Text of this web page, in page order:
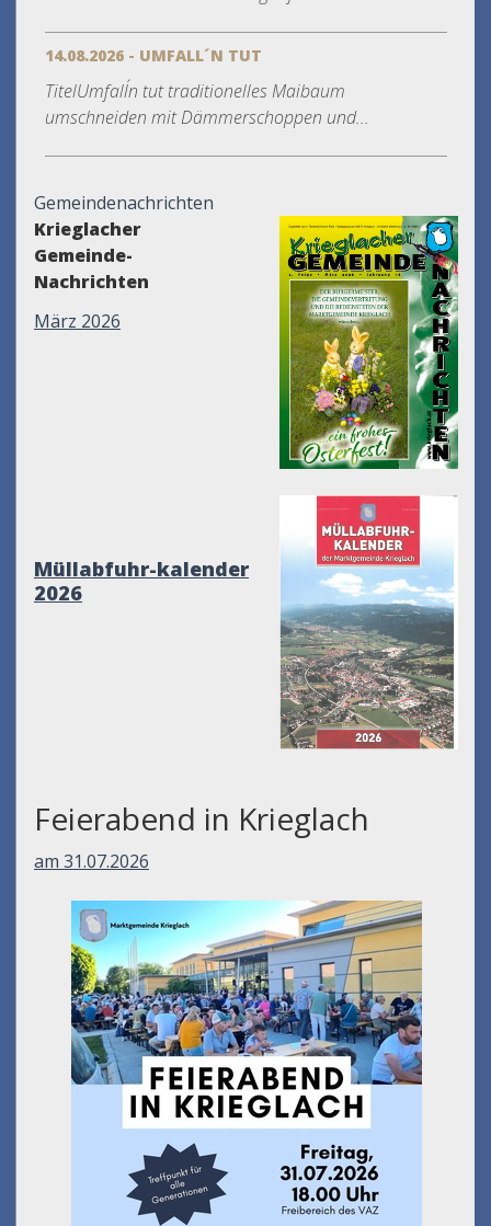
14.08.2026 - UMFALL´N TUT
TitelUmfall´n tut traditionelles Maibaum
umschneiden mit Dämmerschoppen und...
Gemeindenachrichten
Krieglacher
Gemeinde-
Nachrichten
März 2026
Müllabfuhr-kalender
2026
Feierabend in Krieglach
am 31.07.2026